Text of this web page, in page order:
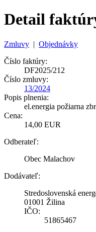
Detail
Zmluvy | Objednávky
Číslo faktúry:
DF2025/212
Číslo zmluvy:
13/2024
Popis plnenia:
el.energia požiarna
Cena:
14,00 EUR
Odberateľ:
Obec Malachov
Dodávateľ:
Stredoslovenská
01001 Žilina
IČO:
51865467